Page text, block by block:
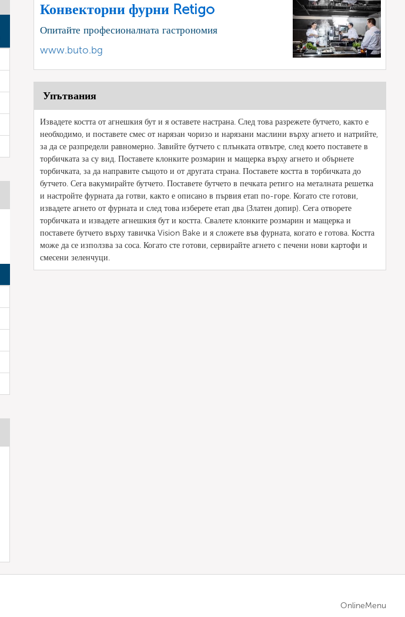
Конвекторни фурни Retigo
Опитайте професионалната гастрономия
www.buto.bg
Упътвания
Извадете костта от агнешкия бут и я оставете настрана. След това разрежете бутчето, както е
необходимо, и поставете смес от нарязан чоризо и нарязани маслини върху агнето и натрийте,
за да се разпредели равномерно. Завийте бутчето с плънката отвътре, след което поставете в
торбичката за су вид. Поставете клонките розмарин и мащерка върху агнето и обърнете
торбичката, за да направите същото и от другата страна. Поставете костта в торбичката до
бутчето. Сега вакумирайте бутчето. Поставете бутчето в печката ретигo на металната решетка
и настройте фурната да готви, както е описано в първия етап по-горе. Когато сте готови,
извадете агнето от фурната и след това изберете етап два (Златен допир). Сега отворете
торбичката и извадете агнешкия бут и костта. Свалете клонките розмарин и мащерка и
поставете бутчето върху тавичка Vision Bake и я сложете във фурната, когато е готова. Костта
може да се използва за соса. Когато сте готови, сервирайте агнето с печени нови картофи и
смесени зеленчуци.
OnlineMenu